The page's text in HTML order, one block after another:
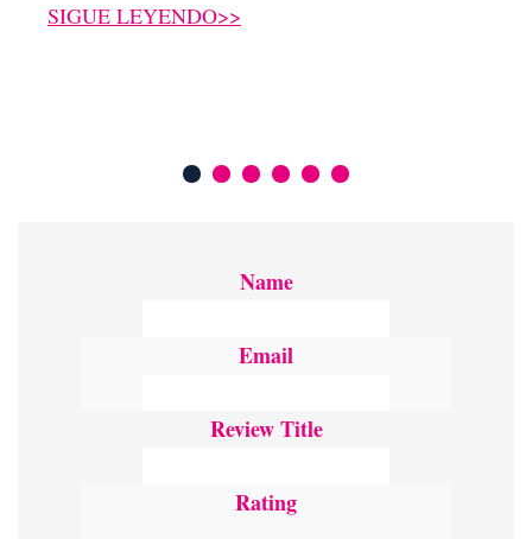
SIGUE LEYENDO>>
Name
Email
Review Title
Rating